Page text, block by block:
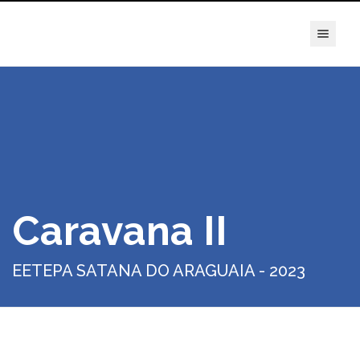
true
Caravana II
EETEPA SATANA DO ARAGUAIA - 2023